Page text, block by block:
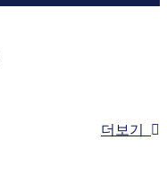
더보기